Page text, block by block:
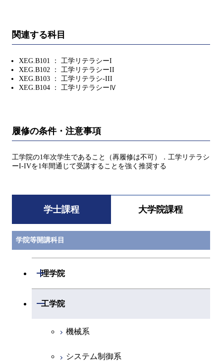
関連する科目
XEG.B101 ： 工学リテラシーI
XEG.B102 ： 工学リテラシーII
XEG.B103 ： 工学リテラシ-III
XEG.B104 ： 工学リテラシーⅣ
履修の条件・注意事項
工学院の1年次学生であること（再履修は不可）．工学リテラシ
ーI-IVを1年間通じて受講することを強く推奨する
学士課程 大学院課程
学院等開講科目
理学院
開閉
物理学系
工学院
開閉
機械系
システム制御系